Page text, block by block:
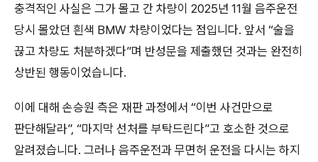
충격적인 사실은 그가 몰고 간 차량이 2025년 11월 음주운전
당시 몰았던 흰색 BMW 차량이었다는 점입니다. 앞서 “술을
끊고 차량도 처분하겠다”며 반성문을 제출했던 것과는 완전히
상반된 행동이었습니다.
이에 대해 손승원 측은 재판 과정에서 “이번 사건만으로
판단해달라”, “마지막 선처를 부탁드린다”고 호소한 것으로
알려졌습니다. 그러나 음주운전과 무면허 운전을 다시는 하지